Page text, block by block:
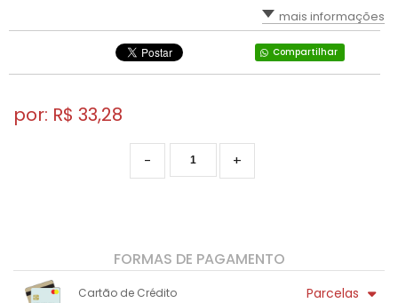
mais informações
Compartilhar
por: R$ 33,28
+
-
FORMAS DE PAGAMENTO
Cartão de Crédito Parcelas